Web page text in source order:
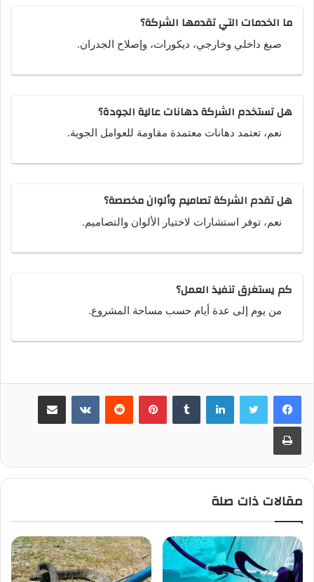
ما الخدمات التي تقدمها الشركة؟
صبغ داخلي وخارجي، ديكورات، وإصلاح الجدران.
هل تستخدم الشركة دهانات عالية الجودة؟
نعم، تعتمد دهانات معتمدة مقاومة للعوامل الجوية.
هل تقدم الشركة تصاميم وألوان مخصصة؟
نعم، توفر استشارات لاختيار الألوان والتصاميم.
كم يستغرق تنفيذ العمل؟
من يوم إلى عدة أيام حسب مساحة المشروع.
لينكدإن بينتيريست مشاركة عبر البريد
طباعة
مقالات ذات صلة